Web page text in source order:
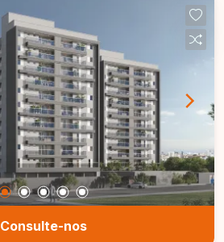
Consulte-nos